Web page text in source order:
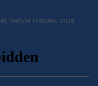
laatste nieuws, onze